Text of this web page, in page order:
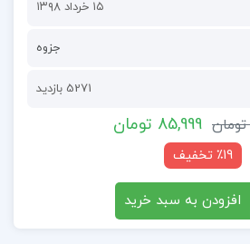
۱۵ خرداد ۱۳۹۸
جزوه
5271 بازدید
85,999 تومان
٪19 تخفیف
افزودن به سبد خرید